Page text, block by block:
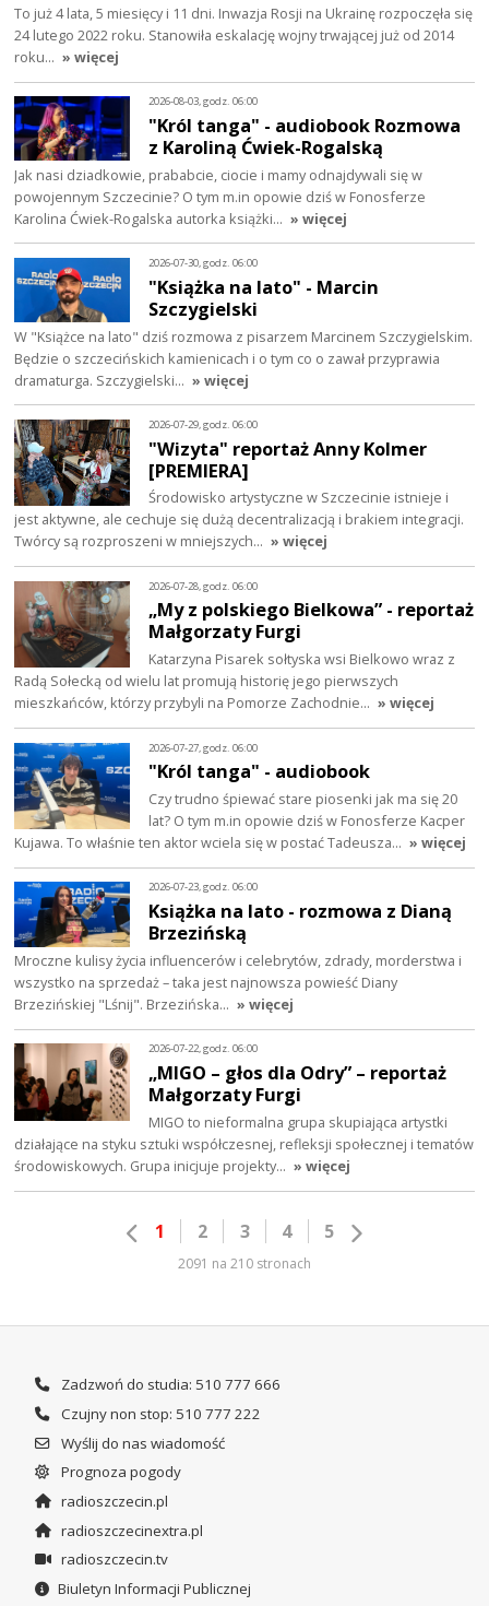
To już 4 lata, 5 miesięcy i 11 dni. Inwazja Rosji na Ukrainę rozpoczęła się
24 lutego 2022 roku. Stanowiła eskalację wojny trwającej już od 2014
roku… » więcej
2026-08-03, godz. 06:00
"Król tanga" - audiobook Rozmowa
z Karoliną Ćwiek-Rogalską
Jak nasi dziadkowie, prababcie, ciocie i mamy odnajdywali się w
powojennym Szczecinie? O tym m.in opowie dziś w Fonosferze
Karolina Ćwiek-Rogalska autorka książki… » więcej
2026-07-30, godz. 06:00
"Książka na lato" - Marcin
Szczygielski
W "Książce na lato" dziś rozmowa z pisarzem Marcinem Szczygielskim.
Będzie o szczecińskich kamienicach i o tym co o zawał przyprawia
dramaturga. Szczygielski… » więcej
2026-07-29, godz. 06:00
"Wizyta" reportaż Anny Kolmer
[PREMIERA]
Środowisko artystyczne w Szczecinie istnieje i
jest aktywne, ale cechuje się dużą decentralizacją i brakiem integracji.
Twórcy są rozproszeni w mniejszych… » więcej
2026-07-28, godz. 06:00
„My z polskiego Bielkowa” - reportaż
Małgorzaty Furgi
Katarzyna Pisarek sołtyska wsi Bielkowo wraz z
Radą Sołecką od wielu lat promują historię jego pierwszych
mieszkańców, którzy przybyli na Pomorze Zachodnie… » więcej
2026-07-27, godz. 06:00
"Król tanga" - audiobook
Czy trudno śpiewać stare piosenki jak ma się 20
lat? O tym m.in opowie dziś w Fonosferze Kacper
Kujawa. To właśnie ten aktor wciela się w postać Tadeusza… » więcej
2026-07-23, godz. 06:00
Książka na lato - rozmowa z Dianą
Brzezińską
Mroczne kulisy życia influencerów i celebrytów, zdrady, morderstwa i
wszystko na sprzedaż – taka jest najnowsza powieść Diany
Brzezińskiej "Lśnij". Brzezińska… » więcej
2026-07-22, godz. 06:00
„MIGO – głos dla Odry” – reportaż
Małgorzaty Furgi
MIGO to nieformalna grupa skupiająca artystki
działające na styku sztuki współczesnej, refleksji społecznej i tematów
środowiskowych. Grupa inicjuje projekty… » więcej
1 2 3 4 5
2091 na 210 stronach
Zadzwoń do studia: 510 777 666
Czujny non stop: 510 777 222
Wyślij do nas wiadomość
Prognoza pogody
radioszczecin.pl
radioszczecinextra.pl
radioszczecin.tv
Biuletyn Informacji Publicznej